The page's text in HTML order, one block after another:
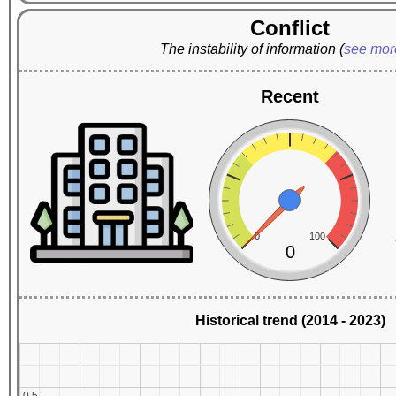
Conflict
The instability of information (see
Recent
0 100
0
Historical trend (2014 - 2023)